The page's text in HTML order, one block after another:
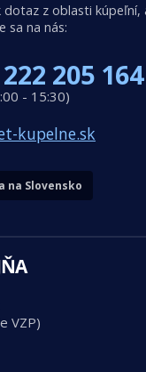
dotaz z oblasti kúpeľní,
sa na nás:
205 164
- 15:30)
kupelne.sk
na Slovensko
VZP)